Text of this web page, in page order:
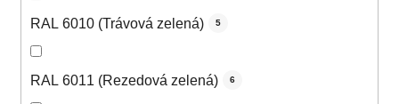
RAL 6010 (Trávová zelená) 5
RAL 6011 (Rezedová zelená) 6